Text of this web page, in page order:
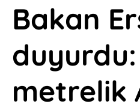
Bakan
metrelik